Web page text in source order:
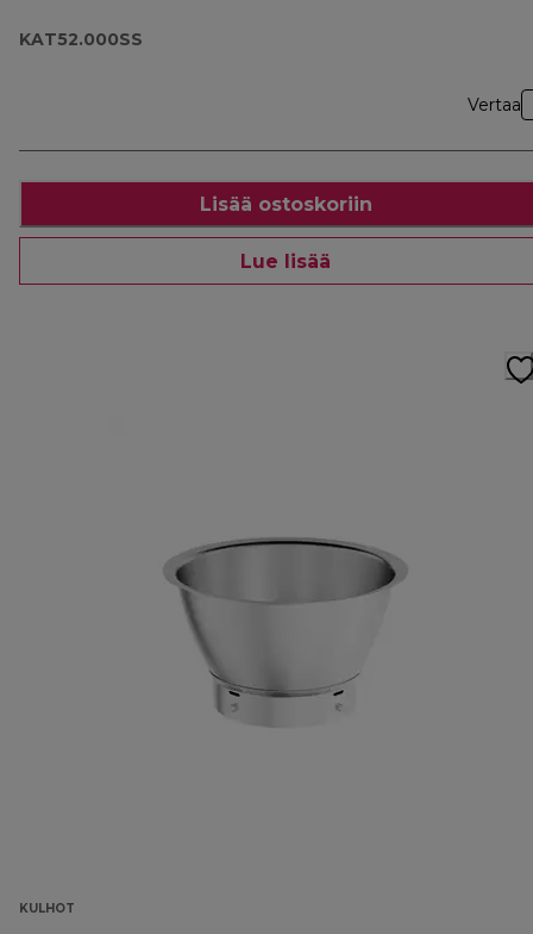
KAT52.000SS
Vertaa
Lisää ostoskoriin
Lue lisää
KULHOT